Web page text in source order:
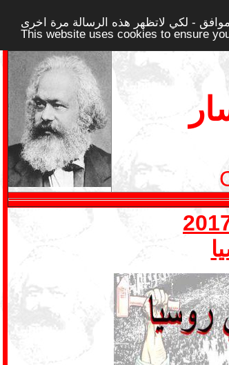
- لكي لاتظهر هذه الرسالة مرة اخرى -
This website uses cookies to ensure